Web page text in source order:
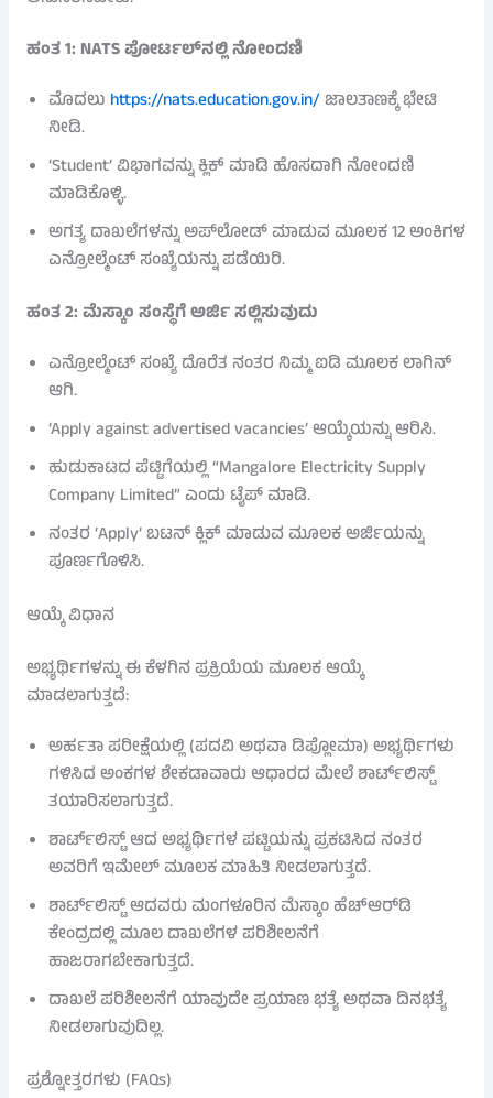
ಹಂತ 1: NATS ಪೋರ್ಟಲ್‌ನಲ್ಲಿ ನೋಂದಣಿ
ಮೊದಲು https://nats.education.gov.in/ಜಾಲತಾಣಕ್ಕೆ ಭೇಟಿ
ನೀಡಿ.
‘Student’ ವಿಭಾಗವನ್ನು ಕ್ಲಿಕ್ ಮಾಡಿ ಹೊಸದಾಗಿ ನೋಂದಣಿ
ಮಾಡಿಕೊಳ್ಳಿ.
ಅಗತ್ಯ ದಾಖಲೆಗಳನ್ನು ಅಪ್‌ಲೋಡ್ ಮಾಡುವ ಮೂಲಕ 12 ಅಂಕಿಗಳ
ಎನ್ರೋಲ್ಮೆಂಟ್ ಸಂಖ್ಯೆಯನ್ನು ಪಡೆಯಿರಿ.
ಹಂತ 2: ಮೆಸ್ಕಾಂ ಸಂಸ್ಥೆಗೆ ಅರ್ಜಿ ಸಲ್ಲಿಸುವುದು
ಎನ್ರೋಲ್ಮೆಂಟ್ ಸಂಖ್ಯೆ ದೊರೆತ ನಂತರ ನಿಮ್ಮ ಐಡಿ ಮೂಲಕ ಲಾಗಿನ್
ಆಗಿ.
‘Apply against advertised vacancies’ ಆಯ್ಕೆಯನ್ನು ಆರಿಸಿ.
ಹುಡುಕಾಟದ ಪೆಟ್ಟಿಗೆಯಲ್ಲಿ “Mangalore Electricity Supply
Company Limited” ಎಂದು ಟೈಪ್ ಮಾಡಿ.
ನಂತರ ‘Apply’ ಬಟನ್ ಕ್ಲಿಕ್ ಮಾಡುವ ಮೂಲಕ ಅರ್ಜಿಯನ್ನು
ಪೂರ್ಣಗೊಳಿಸಿ.
ಆಯ್ಕೆ ವಿಧಾನ
ಅಭ್ಯರ್ಥಿಗಳನ್ನು ಈ ಕೆಳಗಿನ ಪ್ರಕ್ರಿಯೆಯ ಮೂಲಕ ಆಯ್ಕೆ
ಮಾಡಲಾಗುತ್ತದೆ:
ಅರ್ಹತಾ ಪರೀಕ್ಷೆಯಲ್ಲಿ (ಪದವಿ ಅಥವಾ ಡಿಪ್ಲೋಮಾ) ಅಭ್ಯರ್ಥಿಗಳು
ಗಳಿಸಿದ ಅಂಕಗಳ ಶೇಕಡಾವಾರು ಆಧಾರದ ಮೇಲೆ ಶಾರ್ಟ್‌ಲಿಸ್ಟ್
ತಯಾರಿಸಲಾಗುತ್ತದೆ.
ಶಾರ್ಟ್‌ಲಿಸ್ಟ್ ಆದ ಅಭ್ಯರ್ಥಿಗಳ ಪಟ್ಟಿಯನ್ನು ಪ್ರಕಟಿಸಿದ ನಂತರ
ಅವರಿಗೆ ಇಮೇಲ್ ಮೂಲಕ ಮಾಹಿತಿ ನೀಡಲಾಗುತ್ತದೆ.
ಶಾರ್ಟ್‌ಲಿಸ್ಟ್ ಆದವರು ಮಂಗಳೂರಿನ ಮೆಸ್ಕಾಂ ಹೆಚ್‌ಆರ್‌ಡಿ
ಕೇಂದ್ರದಲ್ಲಿ ಮೂಲ ದಾಖಲೆಗಳ ಪರಿಶೀಲನೆಗೆ
ಹಾಜರಾಗಬೇಕಾಗುತ್ತದೆ.
ದಾಖಲೆ ಪರಿಶೀಲನೆಗೆ ಯಾವುದೇ ಪ್ರಯಾಣ ಭತ್ಯೆ ಅಥವಾ ದಿನಭತ್ಯೆ
ನೀಡಲಾಗುವುದಿಲ್ಲ.
ಪ್ರಶ್ನೋತ್ತರಗಳು (FAQs)